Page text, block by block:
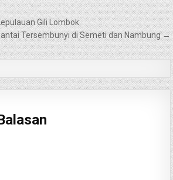
Gili Lombok
Tersembunyi di Semeti dan Nambung →